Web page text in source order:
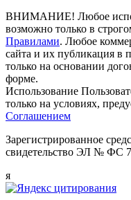
ВНИМАНИЕ! Любое
возможно только в
Правилами. Любое
сайта и их публикация в
только на основании
форме.
Использование
только на условиях,
Соглашением
Зарегистрированное
свидетельство ЭЛ № ФС
я